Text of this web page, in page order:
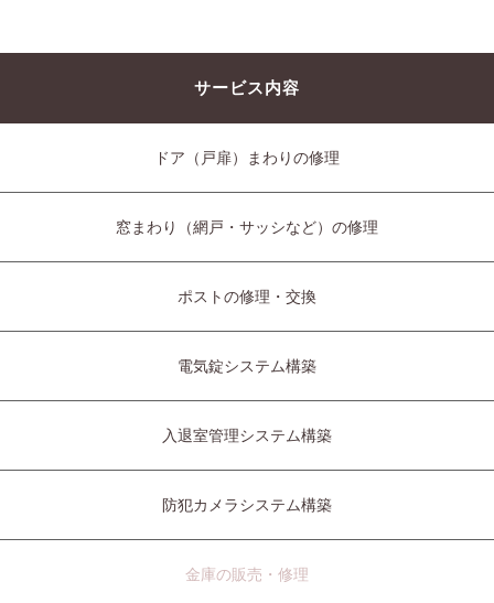
サービス内容
ドア（戸扉）まわりの修理
窓まわり（網戸・サッシなど）の修理
ポストの修理・交換
電気錠システム構築
入退室管理システム構築
防犯カメラシステム構築
金庫の販売・修理